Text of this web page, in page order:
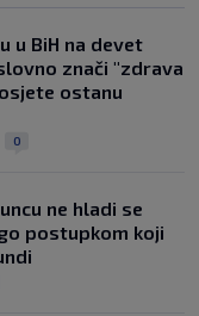
u BiH na devet
znači "zdrava
ostanu
0
ne hladi se
postupkom koji